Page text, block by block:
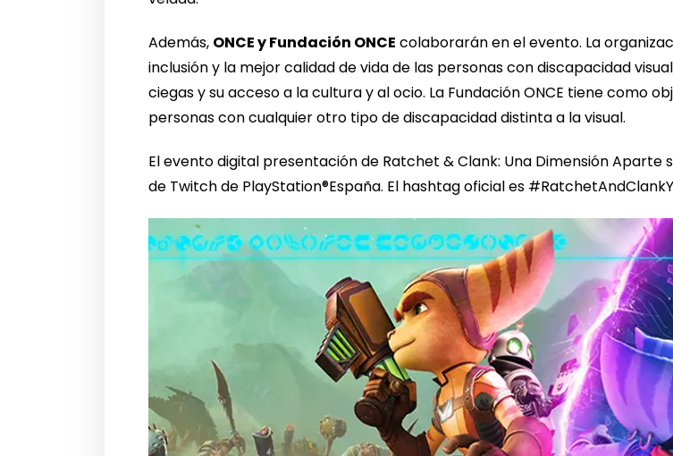
Además, ONCE y Fundación ONCE colaborarán en el evento. La
inclusión y la mejor calidad de vida de las personas con discapacidad
ciegas y su acceso a la cultura y al ocio. La Fundación ONCE tiene como
personas con cualquier otro tipo de discapacidad distinta a la visual.
El evento digital presentación de Ratchet & Clank: Una Dimensión Aparte
de Twitch de PlayStation®España. El hashtag oficial es